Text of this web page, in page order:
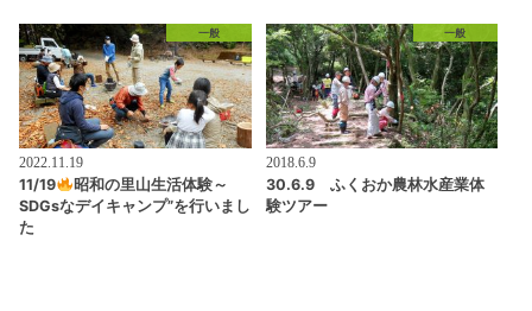
一般
2022.11.19
11/19
昭和の里山生活体験～
SDGsなデイキャンプ”を行いまし
た
一般
2018.6.9
30.6.9 ふくおか農林水産業体
験ツアー